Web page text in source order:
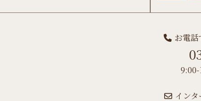
お電
イン